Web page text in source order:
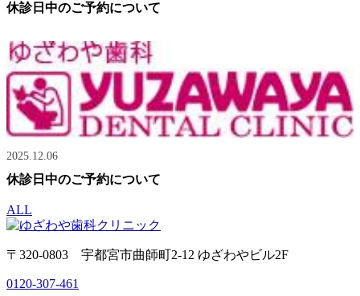
休診日中のご予約について
2025.12.06
休診日中のご予約について
ALL
〒320-0803 宇都宮市曲師町2-12 ゆざわやビル2F
0120-307-461